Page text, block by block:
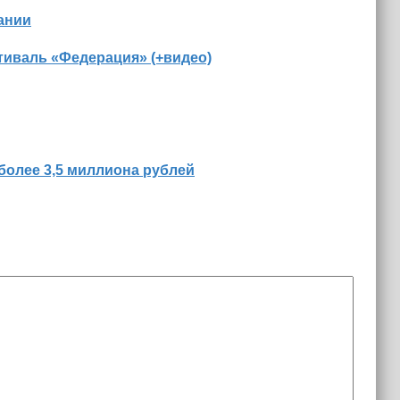
«Федерация» (+видео)
3,5 миллиона рублей